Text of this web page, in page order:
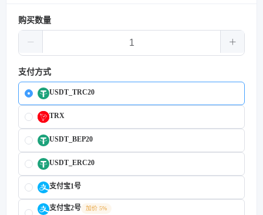
购买数量
支付方式
USDT_TRC20
TRX
USDT_BEP20
USDT_ERC20
支付宝1号
支付宝2号
加价 5%